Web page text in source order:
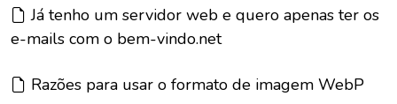
Artigo:
Já tenho um servidor web e quero apenas ter os
e-mails com o bem-vindo.net
Artigo:
Razões para usar o formato de imagem WebP